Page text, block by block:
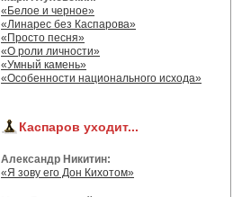
«Белое и черное»
«Линарес без Каспарова»
«Просто песня»
«О роли личности»
«Умный камень»
«Особенности национального исхода»
Каспаров уходит...
Александр Никитин:
«Я зову его Дон Кихотом»